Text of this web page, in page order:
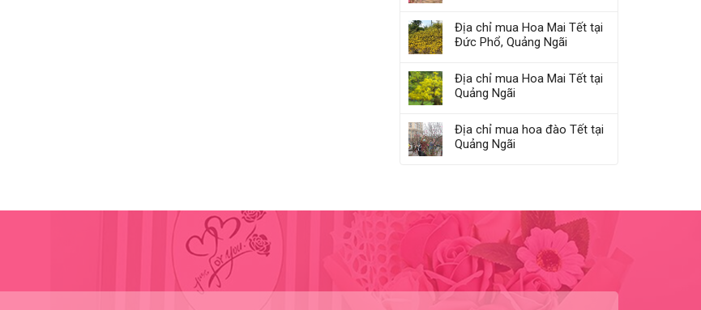
Địa chỉ mua Hoa Mai Tết tại
Đức Phổ, Quảng Ngãi
Địa chỉ mua Hoa Mai Tết tại
Quảng Ngãi
Địa chỉ mua hoa đào Tết tại
Quảng Ngãi